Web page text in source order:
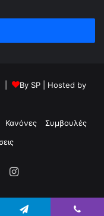
| By SP| Hosted by
Κανόνες
Συμβουλές
Instagram